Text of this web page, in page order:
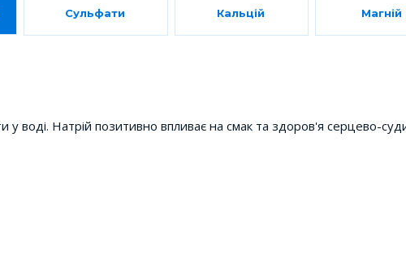
Сульфати Кальцій Магній
у воді. Натрій позитивно впливає на смак та здоров'я серцево-